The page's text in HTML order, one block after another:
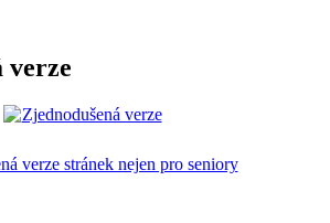
verze
verze stránek nejen pro seniory